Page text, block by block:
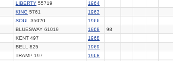
LIBERTY 55719
1964
KING 5761
1963
SOUL 35020
1966
BLUESWAY 61019 1968
98
KENT 497
1968
BELL 825
1969
TRAMP 197
1968